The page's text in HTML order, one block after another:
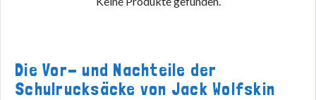
Die Vor- und Nachteile der
Schulrucksäcke von Jack Wolfskin